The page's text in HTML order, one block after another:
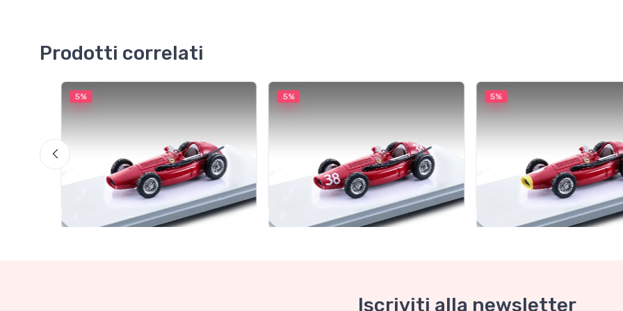
Prodotti correlati
5% 5%
TM43-22B Ferrari 553 Squalo
5%
TM43-22C Ferrari 553
Iscriviti alla newsletter